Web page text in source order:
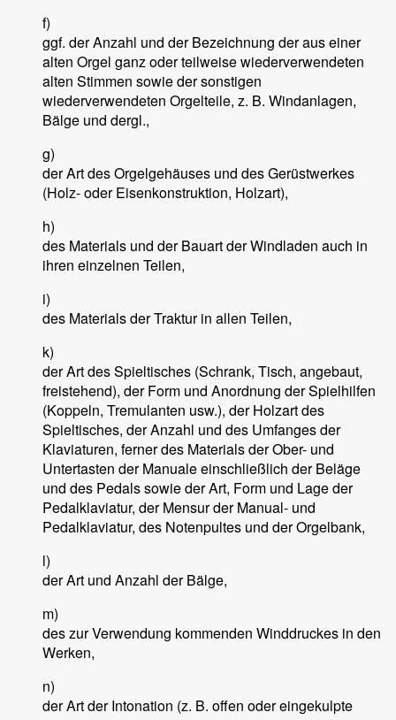
f)
ggf. der Anzahl und der Bezeichnung der aus einer
alten Orgel ganz oder teilweise wiederverwendeten
alten Stimmen sowie der sonstigen
wiederverwendeten Orgelteile, z. B. Windanlagen,
Bälge und dergl.,
g)
der Art des Orgelgehäuses und des Gerüstwerkes
(Holz- oder Eisenkonstruktion, Holzart),
h)
des Materials und der Bauart der Windladen auch in
ihren einzelnen Teilen,
i)
des Materials der Traktur in allen Teilen,
k)
der Art des Spieltisches (Schrank, Tisch, angebaut,
freistehend), der Form und Anordnung der Spielhilfen
(Koppeln, Tremulanten usw.), der Holzart des
Spieltisches, der Anzahl und des Umfanges der
Klaviaturen, ferner des Materials der Ober- und
Untertasten der Manuale einschließlich der Beläge
und des Pedals sowie der Art, Form und Lage der
Pedalklaviatur, der Mensur der Manual- und
Pedalklaviatur, des Notenpultes und der Orgelbank,
l)
der Art und Anzahl der Bälge,
m)
des zur Verwendung kommenden Winddruckes in den
Werken,
n)
der Art der Intonation (z. B. offen oder eingekulpte